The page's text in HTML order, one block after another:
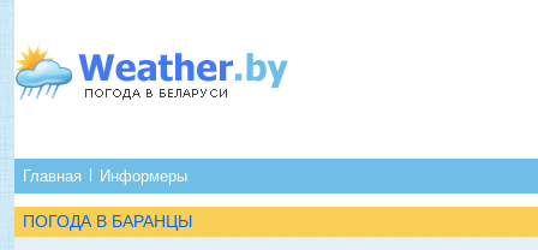
Главная Информеры
ПОГОДА В БАРАНЦЫ